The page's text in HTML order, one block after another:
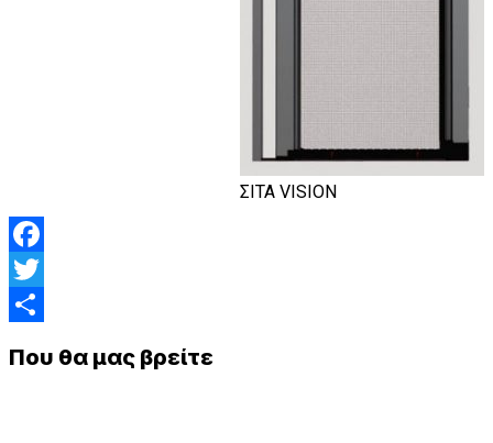
ΣΙΤΑ VISION
Facebook
Twitter
Που θα μας βρείτε